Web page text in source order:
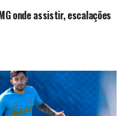
onde assistir, escalações